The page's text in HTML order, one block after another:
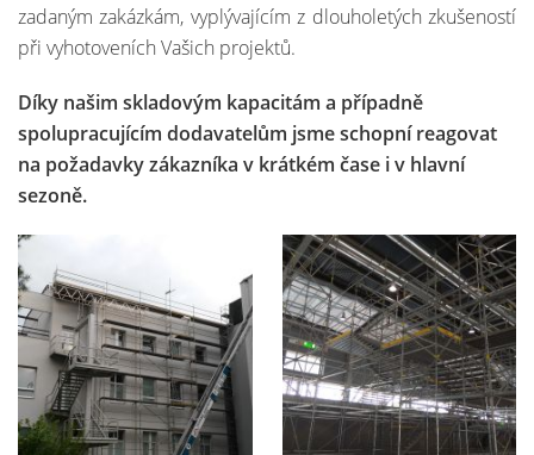
zadaným zakázkám, vyplývajícím z dlouholetých zkušeností
při vyhotoveních Vašich projektů.
Díky našim skladovým kapacitám a případně
spolupracujícím dodavatelům jsme schopní reagovat
na požadavky zákazníka v krátkém čase i v hlavní
sezoně.